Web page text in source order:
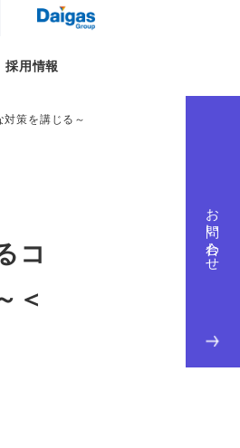
採用情報
お問い合わせ
策を講じる～
コ
＜